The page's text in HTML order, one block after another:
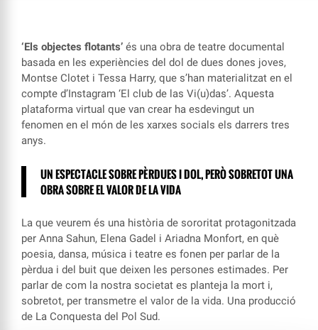
‘Els objectes flotants’ és una obra de teatre documental
basada en les experiències del dol de dues dones joves,
Montse Clotet i Tessa Harry, que s’han materialitzat en el
compte d’Instagram ‘El club de las Vi(u)das’. Aquesta
plataforma virtual que van crear ha esdevingut un
fenomen en el món de les xarxes socials els darrers tres
anys.
UN ESPECTACLE SOBRE PÈRDUES I DOL, PERÒ SOBRETOT UNA
OBRA SOBRE EL VALOR DE LA VIDA
La que veurem és una història de sororitat protagonitzada
per Anna Sahun, Elena Gadel i Ariadna Monfort, en què
poesia, dansa, música i teatre es fonen per parlar de la
pèrdua i del buit que deixen les persones estimades. Per
parlar de com la nostra societat es planteja la mort i,
sobretot, per transmetre el valor de la vida. Una producció
de La Conquesta del Pol Sud.